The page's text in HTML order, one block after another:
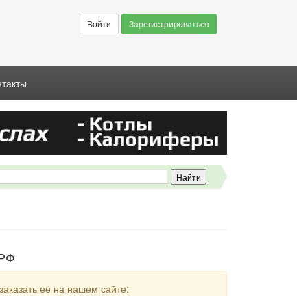
Войти Зарегистрироваться
её на нашем сайте: